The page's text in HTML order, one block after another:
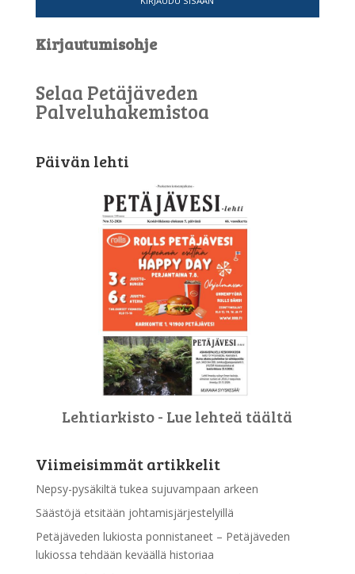
Kirjautumisohje
Selaa Petäjäveden
Palveluhakemistoa
Päivän lehti
Lehtiarkisto - Lue lehteä täältä
Viimeisimmät artikkelit
Nepsy-pysäkiltä tukea sujuvampaan arkeen
Säästöjä etsitään johtamisjärjestelyillä
Petäjäveden lukiosta ponnistaneet – Petäjäveden
lukiossa tehdään keväällä historiaa